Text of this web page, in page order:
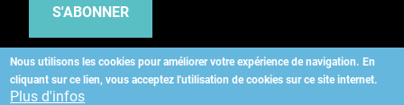
Nous utilisons les cookies pour améliorer votre expérience de navigation. En
cliquant sur ce lien, vous acceptez l'utilisation de cookies sur ce site internet.
Plus d'infos
S'ABONNER
Copyright©2026 ALLIEDHEALTH